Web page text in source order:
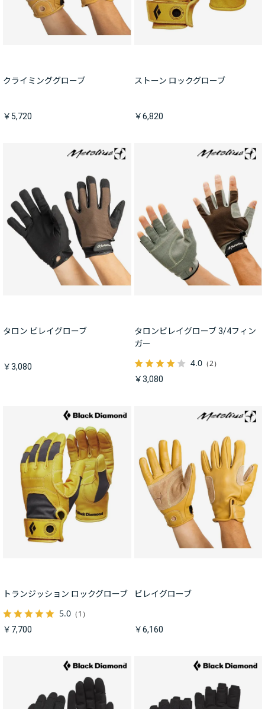
クライミンググローブ
￥5,720
ストーン ロックグローブ
￥6,820
タロン ビレイグローブ
￥3,080
タロンビレイグローブ 3/4フィン
ガー
4.0（2）
￥3,080
トランジッション ロックグローブ
5.0 （1）
￥7,700
ビレイグローブ
￥6,160